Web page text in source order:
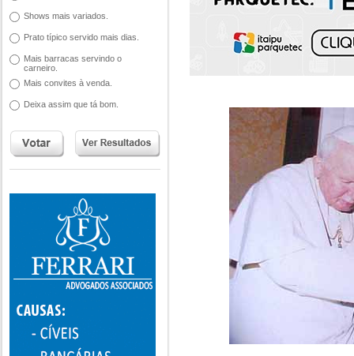
Shows mais variados.
Prato típico servido mais dias.
Mais barracas servindo o
carneiro.
Mais convites à venda.
Deixa assim que tá bom.